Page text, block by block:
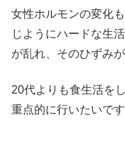
女性ホルモンの変化
じようにハードな生
が乱れ、そのひずみ
20代よりも食生活を
重点的に行いたいです